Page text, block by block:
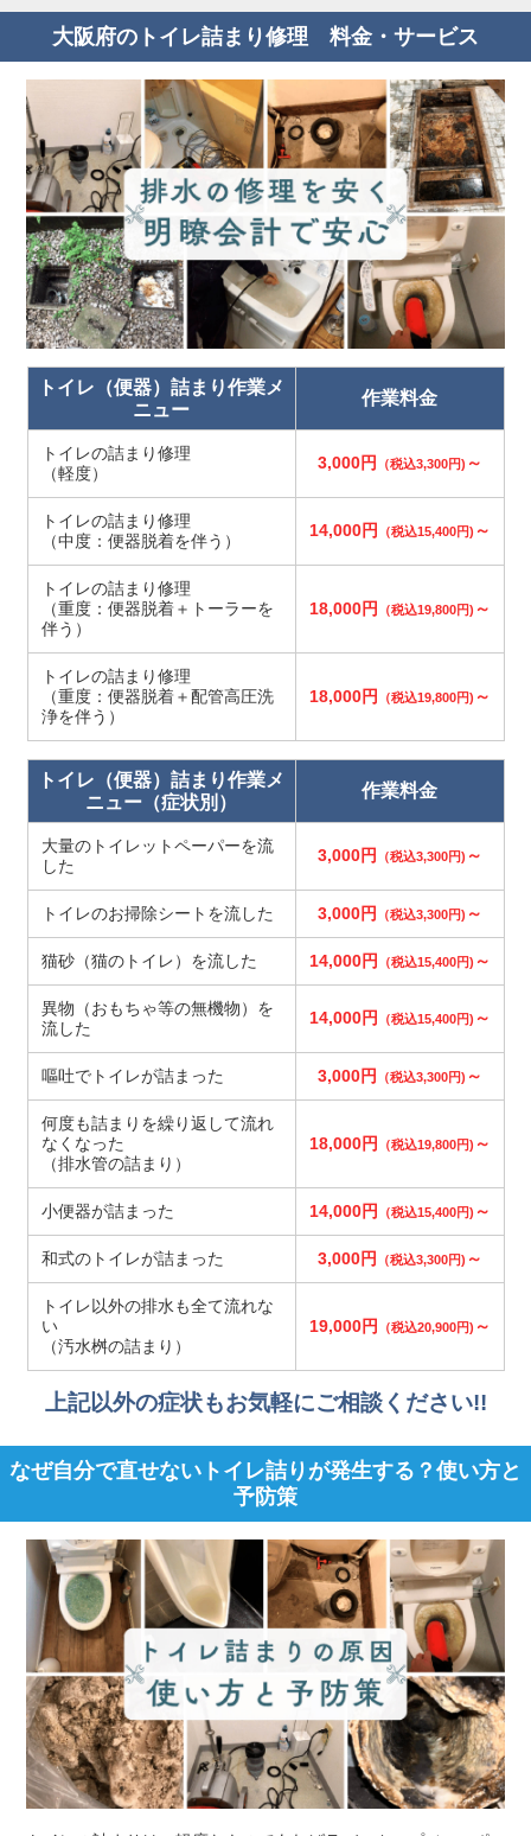
大阪府のトイレ詰まり修理 料金・サービス
トイレ（便器）詰まり作業メ
ニュー
作業料金
トイレの詰まり修理
（軽度）
3,000円 （税込3,300円) ～
トイレの詰まり修理
（中度：便器脱着を伴う）
14,000円 （税込15,400円) ～
トイレの詰まり修理
（重度：便器脱着＋トーラーを
伴う）
18,000円 （税込19,800円) ～
トイレの詰まり修理
（重度：便器脱着＋配管高圧洗
浄を伴う）
18,000円 （税込19,800円) ～
トイレ（便器）詰まり作業メ
ニュー（症状別）
作業料金
大量のトイレットペーパーを流
した
3,000円 （税込3,300円) ～
トイレのお掃除シートを流した 3,000円 （税込3,300円) ～
猫砂（猫のトイレ）を流した 14,000円 （税込15,400円) ～
異物（おもちゃ等の無機物）を
流した
14,000円 （税込15,400円) ～
嘔吐でトイレが詰まった 3,000円 （税込3,300円) ～
何度も詰まりを繰り返して流れ
なくなった
（排水管の詰まり）
18,000円 （税込19,800円) ～
小便器が詰まった 14,000円 （税込15,400円) ～
和式のトイレが詰まった 3,000円 （税込3,300円) ～
トイレ以外の排水も全て流れな
い
（汚水桝の詰まり）
19,000円 （税込20,900円) ～
上記以外の症状もお気軽にご相談ください!!
なぜ自分で直せないトイレ詰りが発生する？使い方と
予防策